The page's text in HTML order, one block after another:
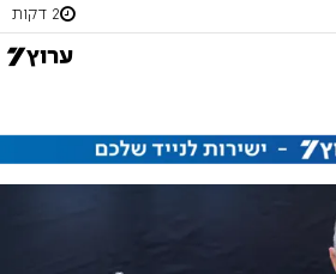
2 דקות